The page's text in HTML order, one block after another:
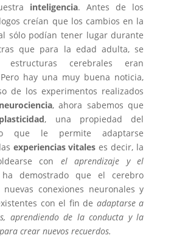
inteligencia. Antes de los
creían que los cambios en la
sólo podían tener lugar durante
que para la edad adulta, se
cerebrales eran
hay una muy buena noticia,
de los experimentos realizados
, ahora sabemos que
, una propiedad del
que le permite adaptarse
experiencias vitales es decir, la
con el aprendizaje y el
demostrado que el cerebro
conexiones neuronales y
con el fin de adaptarse a
aprendiendo de la conducta y la
crear nuevos recuerdos.